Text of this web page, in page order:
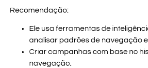
Recomendação:
Ele usa ferramentas de
analisar padrões de navegação
Criar campanhas com base no
navegação.